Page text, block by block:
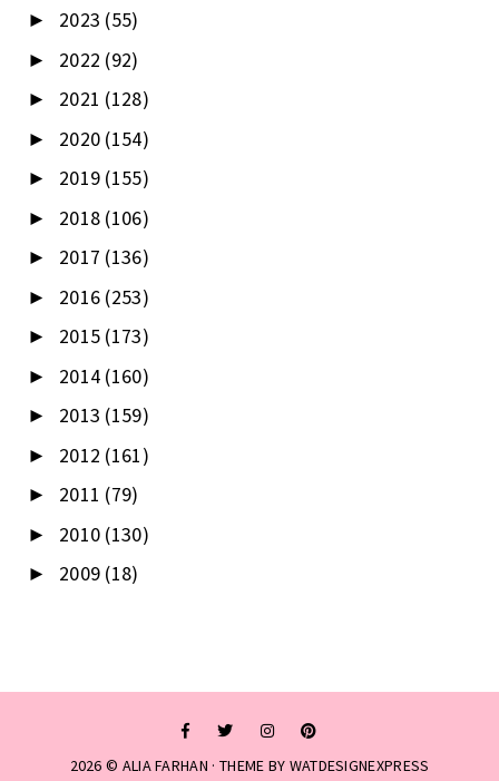
► 2023 (55)
► 2022 (92)
► 2021 (128)
► 2020 (154)
► 2019 (155)
► 2018 (106)
► 2017 (136)
► 2016 (253)
► 2015 (173)
► 2014 (160)
► 2013 (159)
► 2012 (161)
► 2011 (79)
► 2010 (130)
► 2009 (18)
2026 © ALIA FARHAN · THEME BY WATDESIGNEXPRESS